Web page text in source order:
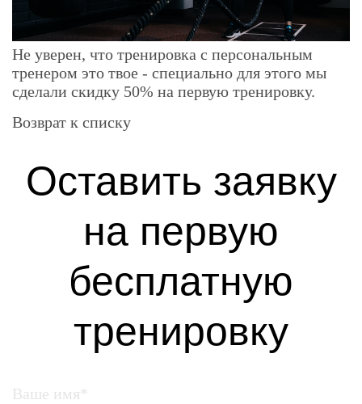
Не уверен, что тренировка с персональным
тренером это твое - специально для этого мы
сделали скидку 50% на первую тренировку.
Возврат к списку
Оставить заявку
на первую
бесплатную
тренировку
Ваше имя*